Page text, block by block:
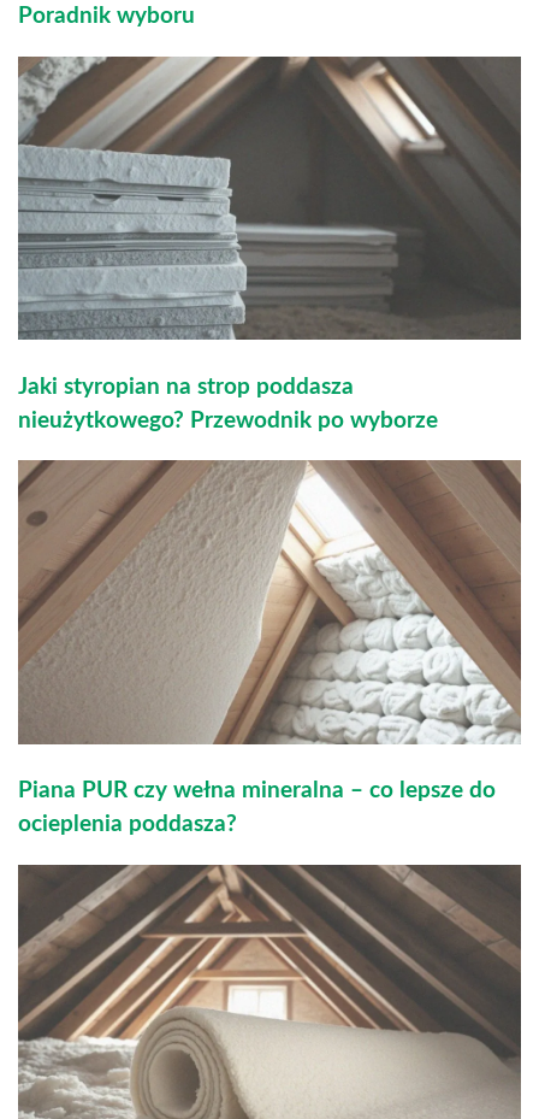
Poradnik wyboru
Jaki styropian na strop poddasza
nieużytkowego? Przewodnik po wyborze
Piana PUR czy wełna mineralna – co lepsze do
ocieplenia poddasza?